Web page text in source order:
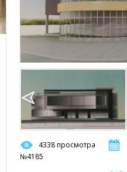
4338 просмотра
№4185